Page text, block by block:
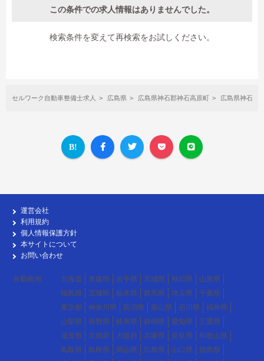
この条件での求人情報はありませんでした。
検索条件を変えて再検索をお試しください。
セルワーク自動車整備士求人 広島県 広島県神石郡神石高原町 広島県神石郡
運営会社
利用規約
個人情報保護方針
本サイトについて
お問い合わせ
各勤務地 北海道 青森県 岩手県 宮城県 秋田県
山形県
福島県
茨城県 栃木県 群馬県 埼玉県
千葉県
東京都
神奈川県 新潟県 富山県 石川県
福井県
山梨県
長野県 岐阜県 静岡県 愛知県
三重県
滋賀県
京都府 大阪府 兵庫県 奈良県
和歌山県
鳥取県
島根県 岡山県 広島県 山口県
徳島県